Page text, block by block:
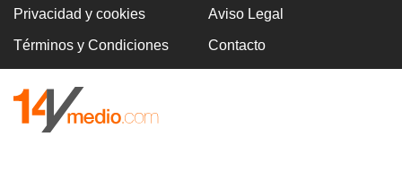
Privacidad y cookies Aviso Legal
Términos y Condiciones Contacto